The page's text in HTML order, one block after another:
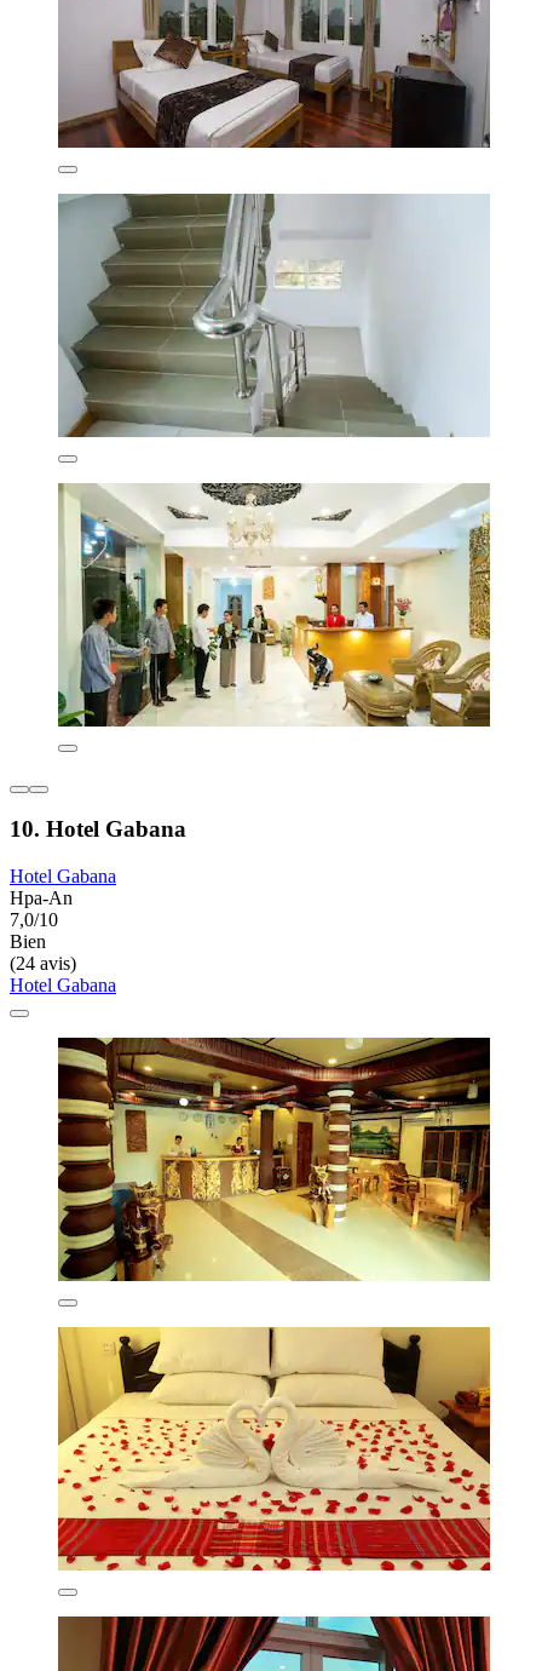
10. Hotel Gabana
Hotel Gabana
Hpa-An
7,0/10
Bien
(24 avis)
Hotel Gabana